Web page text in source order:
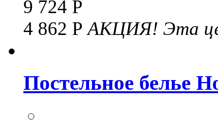
9 724 Р
4 862 РАКЦИЯ! Эта
Постельное белье